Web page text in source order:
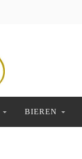
BIEREN